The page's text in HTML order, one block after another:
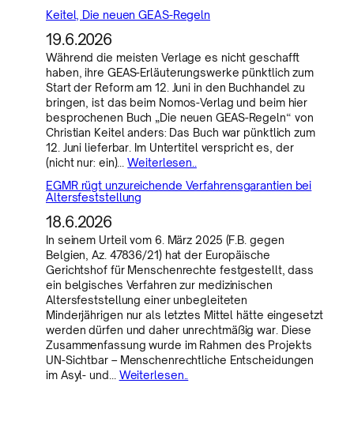
Keitel, Die neuen GEAS-Regeln
19.6.2026
Während die meisten Verlage es nicht geschafft
haben, ihre GEAS-Erläuterungswerke pünktlich zum
Start der Reform am 12. Juni in den Buchhandel zu
bringen, ist das beim Nomos-Verlag und beim hier
besprochenen Buch „Die neuen GEAS-Regeln“ von
Christian Keitel anders: Das Buch war pünktlich zum
12. Juni lieferbar. Im Untertitel verspricht es, der
(nicht nur: ein)…Weiterlesen..
EGMR rügt unzureichende Verfahrensgarantien bei
Altersfeststellung
18.6.2026
In seinem Urteil vom 6. März 2025 (F.B. gegen
Belgien, Az. 47836/21) hat der Europäische
Gerichtshof für Menschenrechte festgestellt, dass
ein belgisches Verfahren zur medizinischen
Altersfeststellung einer unbegleiteten
Minderjährigen nur als letztes Mittel hätte eingesetzt
werden dürfen und daher unrechtmäßig war. Diese
Zusammenfassung wurde im Rahmen des Projekts
UN-Sichtbar – Menschenrechtliche Entscheidungen
im Asyl- und… Weiterlesen..